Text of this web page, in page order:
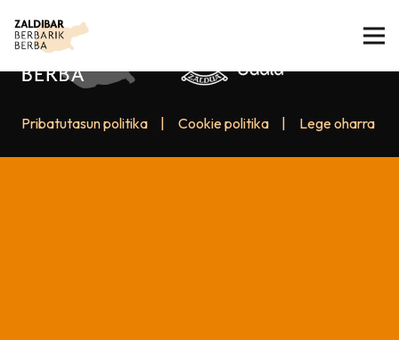
Pribatutasun politika Cookie politika Lege oharra